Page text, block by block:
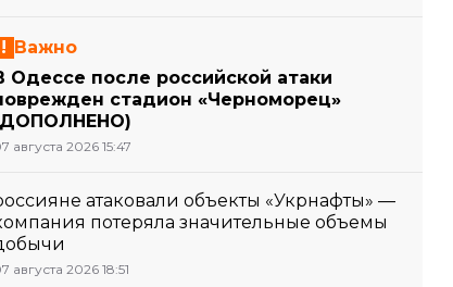
Важно
Одессе после российской атаки
стадион «Черноморец»
августа 2026 15:47
атаковали объекты «Укрнафты» —
потеряла значительные объемы
августа 2026 18:51